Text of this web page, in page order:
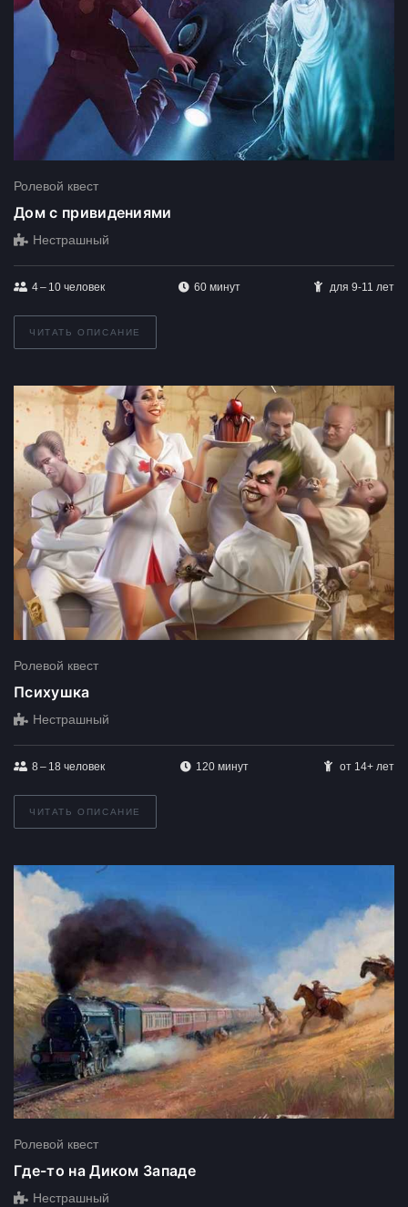
Ролевой квест
Дом с привидениями
Нестрашный
4 – 10 человек 60 минут для 9-11 лет
ЧИТАТЬ ОПИСАНИЕ
Ролевой квест
Психушка
Нестрашный
8 – 18 человек 120 минут от 14+ лет
ЧИТАТЬ ОПИСАНИЕ
Ролевой квест
Где-то на Диком Западе
Нестрашный